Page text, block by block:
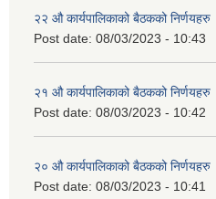
२‍२ औ कार्यपालिकाको बैठकको निर्णयहरु
Post date: 08/03/2023 - 10:43
२‍१ औ कार्यपालिकाको बैठकको निर्णयहरु
Post date: 08/03/2023 - 10:42
२‍० औ कार्यपालिकाको बैठकको निर्णयहरु
Post date: 08/03/2023 - 10:41